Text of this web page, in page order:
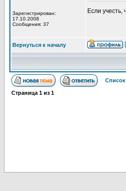
Зарегистрирован:
17.10.2008
Сообщения: 37
Если
Вернуться к началу
Страница 1 из 1